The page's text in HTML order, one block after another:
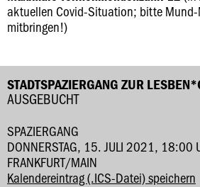
aktuellen Covid-Situation; bitte
mitbringen!)
STADTSPAZIERGANG ZUR
AUSGEBUCHT
SPAZIERGANG
DONNERSTAG, 15. JULI 2021, 18:00
FRANKFURT/MAIN
Kalendereintrag (.ICS-Datei) speichern